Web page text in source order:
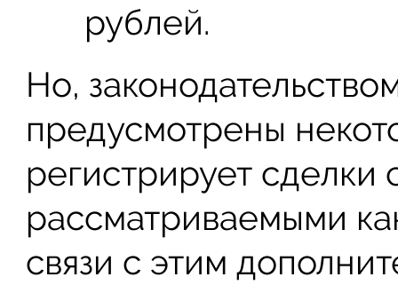
рублей.
Но,
предусмотрены
регистрирует сделки
рассматриваемыми
связи с этим